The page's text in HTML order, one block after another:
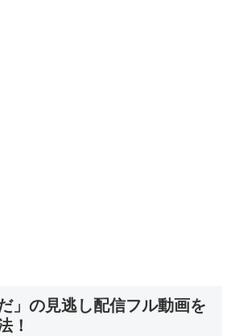
」の見逃し配信フル動画を
！